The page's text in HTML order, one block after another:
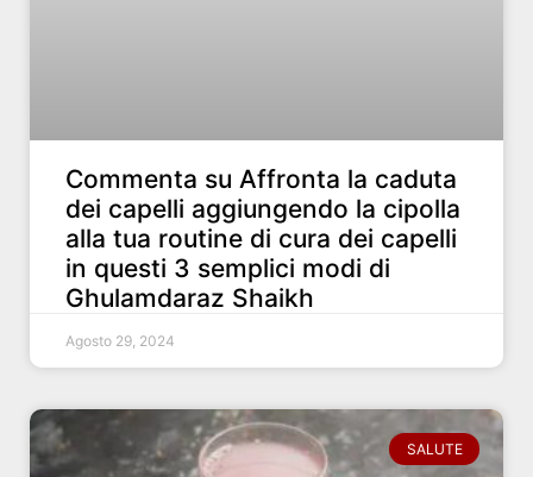
Commenta su Affronta la caduta
dei capelli aggiungendo la cipolla
alla tua routine di cura dei capelli
in questi 3 semplici modi di
Ghulamdaraz Shaikh
Agosto 29, 2024
SALUTE